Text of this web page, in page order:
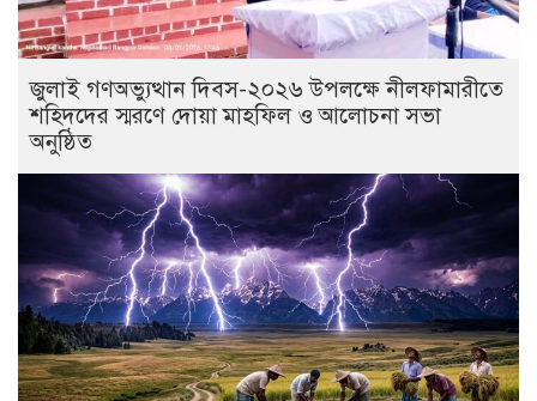
জুলাই গণঅভ্যুত্থান দিবস-২০২৬ উপলক্ষে নীলফামারীতে
শহিদদের স্মরণে দোয়া মাহফিল ও আলোচনা সভা
অনুষ্ঠিত